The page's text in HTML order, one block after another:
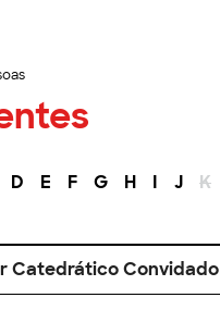
D E F G H I J K
Catedrático Convidado